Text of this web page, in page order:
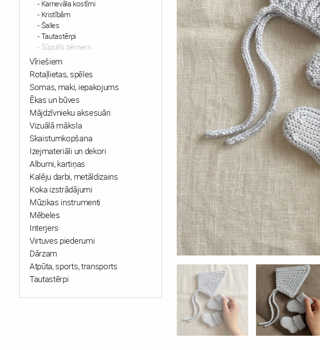
Karnevāla kostīmi
Kristībām
Šalles
Tautastērpi
Šūpulīši bērniem
Vīriešiem
Rotaļlietas, spēles
Somas, maki, iepakojums
Ēkas un būves
Mājdzīvnieku aksesuāri
Vizuālā māksla
Skaistumkopšana
Izejmateriāli un dekori
Albumi, kartiņas
Kalēju darbi, metāldizains
Koka izstrādājumi
Mūzikas instrumenti
Mēbeles
Interjers
Virtuves piederumi
Dārzam
Atpūta, sports, transports
Tautastērpi